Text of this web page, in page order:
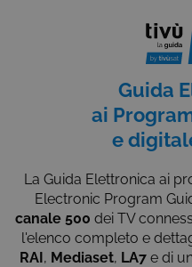
Guida
ai
e
La Guida Elettronica ai
Electronic Program
canale 500 dei TV
l'elenco completo e
RAI, Mediaset, LA7 e di